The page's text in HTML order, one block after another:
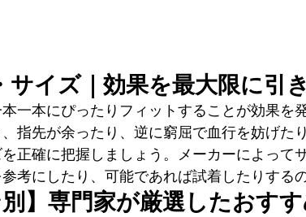
イズ｜効果を最大限に引
一本にぴったりフィットすることが効果を
指先が余ったり、逆に窮屈で血行を妨げたり
正確に把握しましょう。メーカーによって
考にしたり、可能であれば試着したりする
別】専門家が厳選したおす